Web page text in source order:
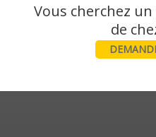
Vous cherchez